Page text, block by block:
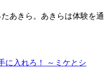
あきら。あきらは体験を通